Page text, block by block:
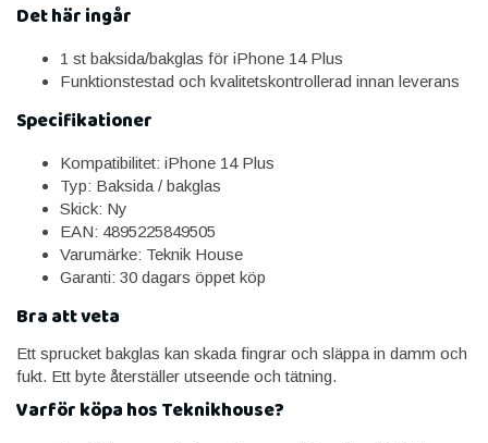
Det här ingår
1 st baksida/bakglas för iPhone 14 Plus
Funktionstestad och kvalitetskontrollerad innan leverans
Specifikationer
Kompatibilitet: iPhone 14 Plus
Typ: Baksida / bakglas
Skick: Ny
EAN: 4895225849505
Varumärke: Teknik House
Garanti: 30 dagars öppet köp
Bra att veta
Ett sprucket bakglas kan skada fingrar och släppa in damm och
fukt. Ett byte återställer utseende och tätning.
Varför köpa hos Teknikhouse?